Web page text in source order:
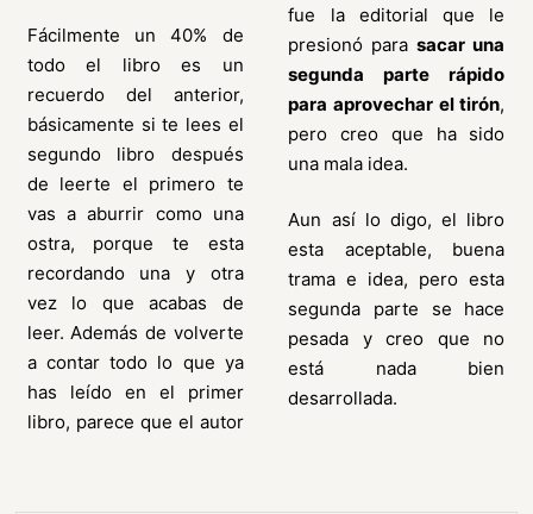
Fácilmente un 40% de
todo el libro es un
recuerdo del anterior,
básicamente si te lees el
segundo libro después
de leerte el primero te
vas a aburrir como una
ostra, porque te esta
recordando una y otra
vez lo que acabas de
leer. Además de volverte
a contar todo lo que ya
has leído en el primer
libro, parece que el autor
fue la editorial que le
presionó parasacar una
segunda parte rápido
para aprovechar el tirón,
pero creo que ha sido
una mala idea.
Aun así lo digo, el libro
esta aceptable, buena
trama e idea, pero esta
segunda parte se hace
pesada y creo que no
está nada bien
desarrollada.